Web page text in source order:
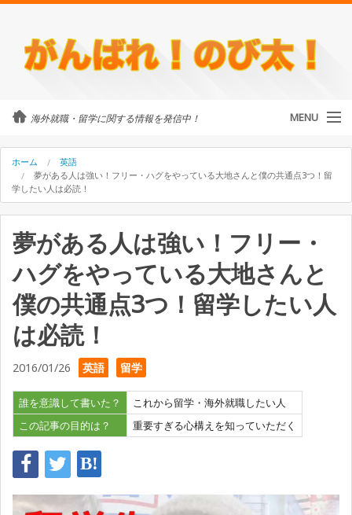
海外就職・留学に関する情報を発信中！ MENU
カテゴリ
留学・ワーホリ
のび太について
外国人に街頭インタビュー
海外就職・留学に関するご相談
ホーム
英語
夢がある人は強い！フリー・ハグをやっている大地さんと僕の共通点3つ！留
学したい人は必読！
夢がある人は強い！フリー・
ハグをやっている大地さんと
僕の共通点3つ！留学したい人
は必読！
2016/01/26 英語 留学
誰を意識して書いた？
これから留学・海外就職したい人
この記事の目的は？
重要すぎる心構えを知っていただく